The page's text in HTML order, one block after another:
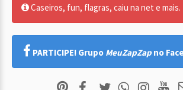
Caseiros, fun, flagras, caiu na net e mais.
PARTICIPE! Grupo MeuZapZap no